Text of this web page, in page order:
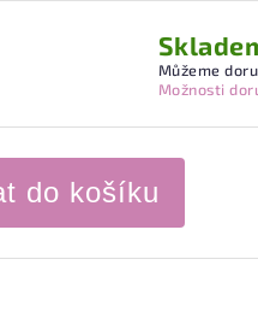
Můžeme
Možnosti
do košíku